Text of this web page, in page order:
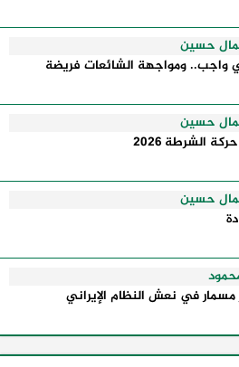
حسين
واجب.. ومواجهة الشائعات فريضة
حسين
الشرطة 2026
حسين
مسمار في نعش النظام الإيراني